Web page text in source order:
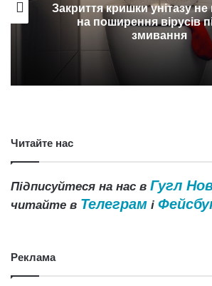
Закриття кришки унітазу
на поширення вірусів
змивання
Читайте нас
Підписуйтеся на нас в Гугл
читайте в Телеграм і
Реклама